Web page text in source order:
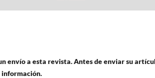
envío a esta revista. Antes de enviar su
información.